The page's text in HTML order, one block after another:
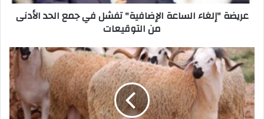
عريضة "إلغاء الساعة الإضافية" تفشل في جمع الحد الأدنى
من التوقيعات